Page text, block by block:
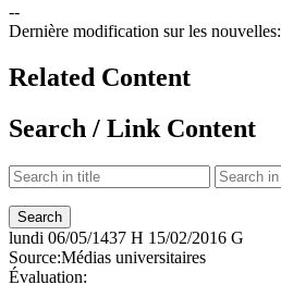
--
Dernière modification sur les nouvelles:
Related Content
Search / Link Content
lundi 06/05/1437 H 15/02/2016 G
Source:Médias universitaires
Évaluation: